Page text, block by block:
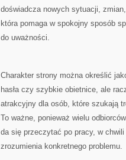
doświadcza nowych sytuacji,
która pomaga w spokojny sposób
do uważności.
Charakter strony można określić
hasła czy szybkie obietnice, ale
atrakcyjny dla osób, które szukają
To ważne, ponieważ wielu
da się przeczytać po pracy, w
zrozumienia konkretnego problemu.